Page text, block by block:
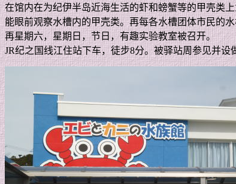
在馆内在为纪伊半岛近海生活的虾和螃蟹等的甲壳类
能眼前观察水槽内的甲壳类。再每各水槽团体市民的
再星期六，星期日，节日，有趣实验教室被召开。
JR纪之国线江住站下车，徒步8分。被驿站周参见并设